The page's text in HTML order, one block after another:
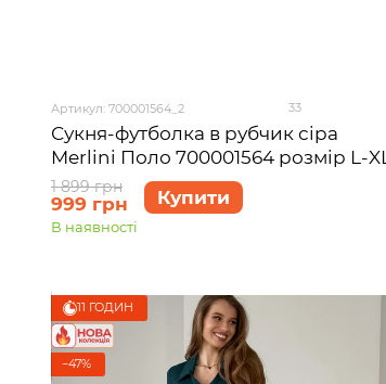
Артикул: 700001564_2 33
Сукня-футболка в рубчик сіра
Merlini Поло 700001564 розмір L-XL
1 899 грн
999 грн Купити
В наявності
11 ГОДИН
−47%